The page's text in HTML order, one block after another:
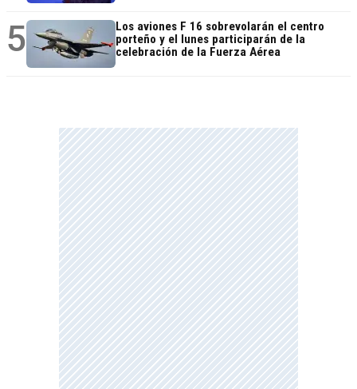
5
Los aviones F 16 sobrevolarán el centro
porteño y el lunes participarán de la
celebración de la Fuerza Aérea